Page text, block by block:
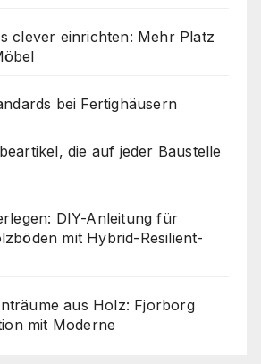
clever einrichten: Mehr Platz
bei Fertighäusern
die auf jeder Baustelle
DIY-Anleitung für
mit Hybrid-Resilient-
aus Holz: Fjorborg
mit Moderne